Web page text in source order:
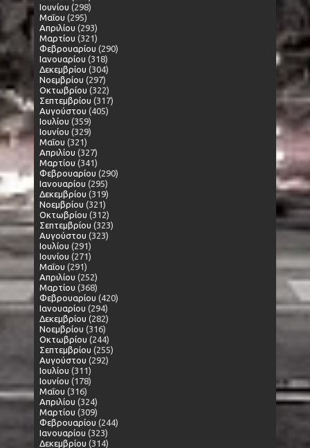
Ιουνίου (298)
Μαΐου (295)
Απριλίου (293)
Μαρτίου (321)
Φεβρουαρίου (290)
Ιανουαρίου (318)
Δεκεμβρίου (304)
Νοεμβρίου (297)
Οκτωβρίου (322)
Σεπτεμβρίου (317)
Αυγούστου (405)
Ιουλίου (359)
Ιουνίου (329)
Μαΐου (321)
Απριλίου (327)
Μαρτίου (341)
Φεβρουαρίου (290)
Ιανουαρίου (295)
Δεκεμβρίου (319)
Νοεμβρίου (321)
Οκτωβρίου (312)
Σεπτεμβρίου (323)
Αυγούστου (323)
Ιουλίου (291)
Ιουνίου (271)
Μαΐου (291)
Απριλίου (252)
Μαρτίου (368)
Φεβρουαρίου (420)
Ιανουαρίου (294)
Δεκεμβρίου (282)
Νοεμβρίου (316)
Οκτωβρίου (244)
Σεπτεμβρίου (255)
Αυγούστου (292)
Ιουλίου (311)
Ιουνίου (178)
Μαΐου (316)
Απριλίου (324)
Μαρτίου (309)
Φεβρουαρίου (244)
Ιανουαρίου (323)
Δεκεμβρίου (314)